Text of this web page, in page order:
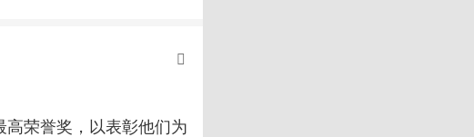
高荣誉奖，以表彰他们为